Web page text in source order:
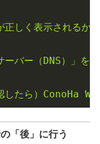
正しく表示されるか
ーバー（DNS）」を
したら）ConoHa
「後」に行う